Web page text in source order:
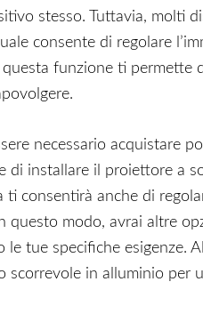
stesso. Tuttavia, molti
consente di regolare
questa funzione ti permette
necessario acquistare
di installare il proiettore a
ti consentirà anche di
questo modo, avrai altre
le tue specifiche esigenze.
scorrevole in alluminio per